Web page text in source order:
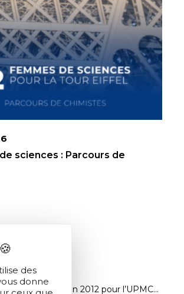
sciences : Parcours de
> Horizon 2012 pour l’UPMC…
des
donne